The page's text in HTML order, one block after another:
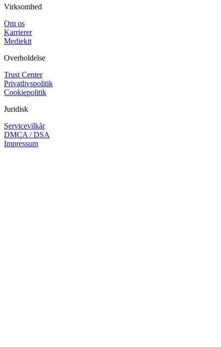
Virksomhed
Om os
Karrierer
Mediekit
Overholdelse
Trust Center
Privatlivspolitik
Cookiepolitik
Juridisk
Servicevilkår
DMCA / DSA
Impressum